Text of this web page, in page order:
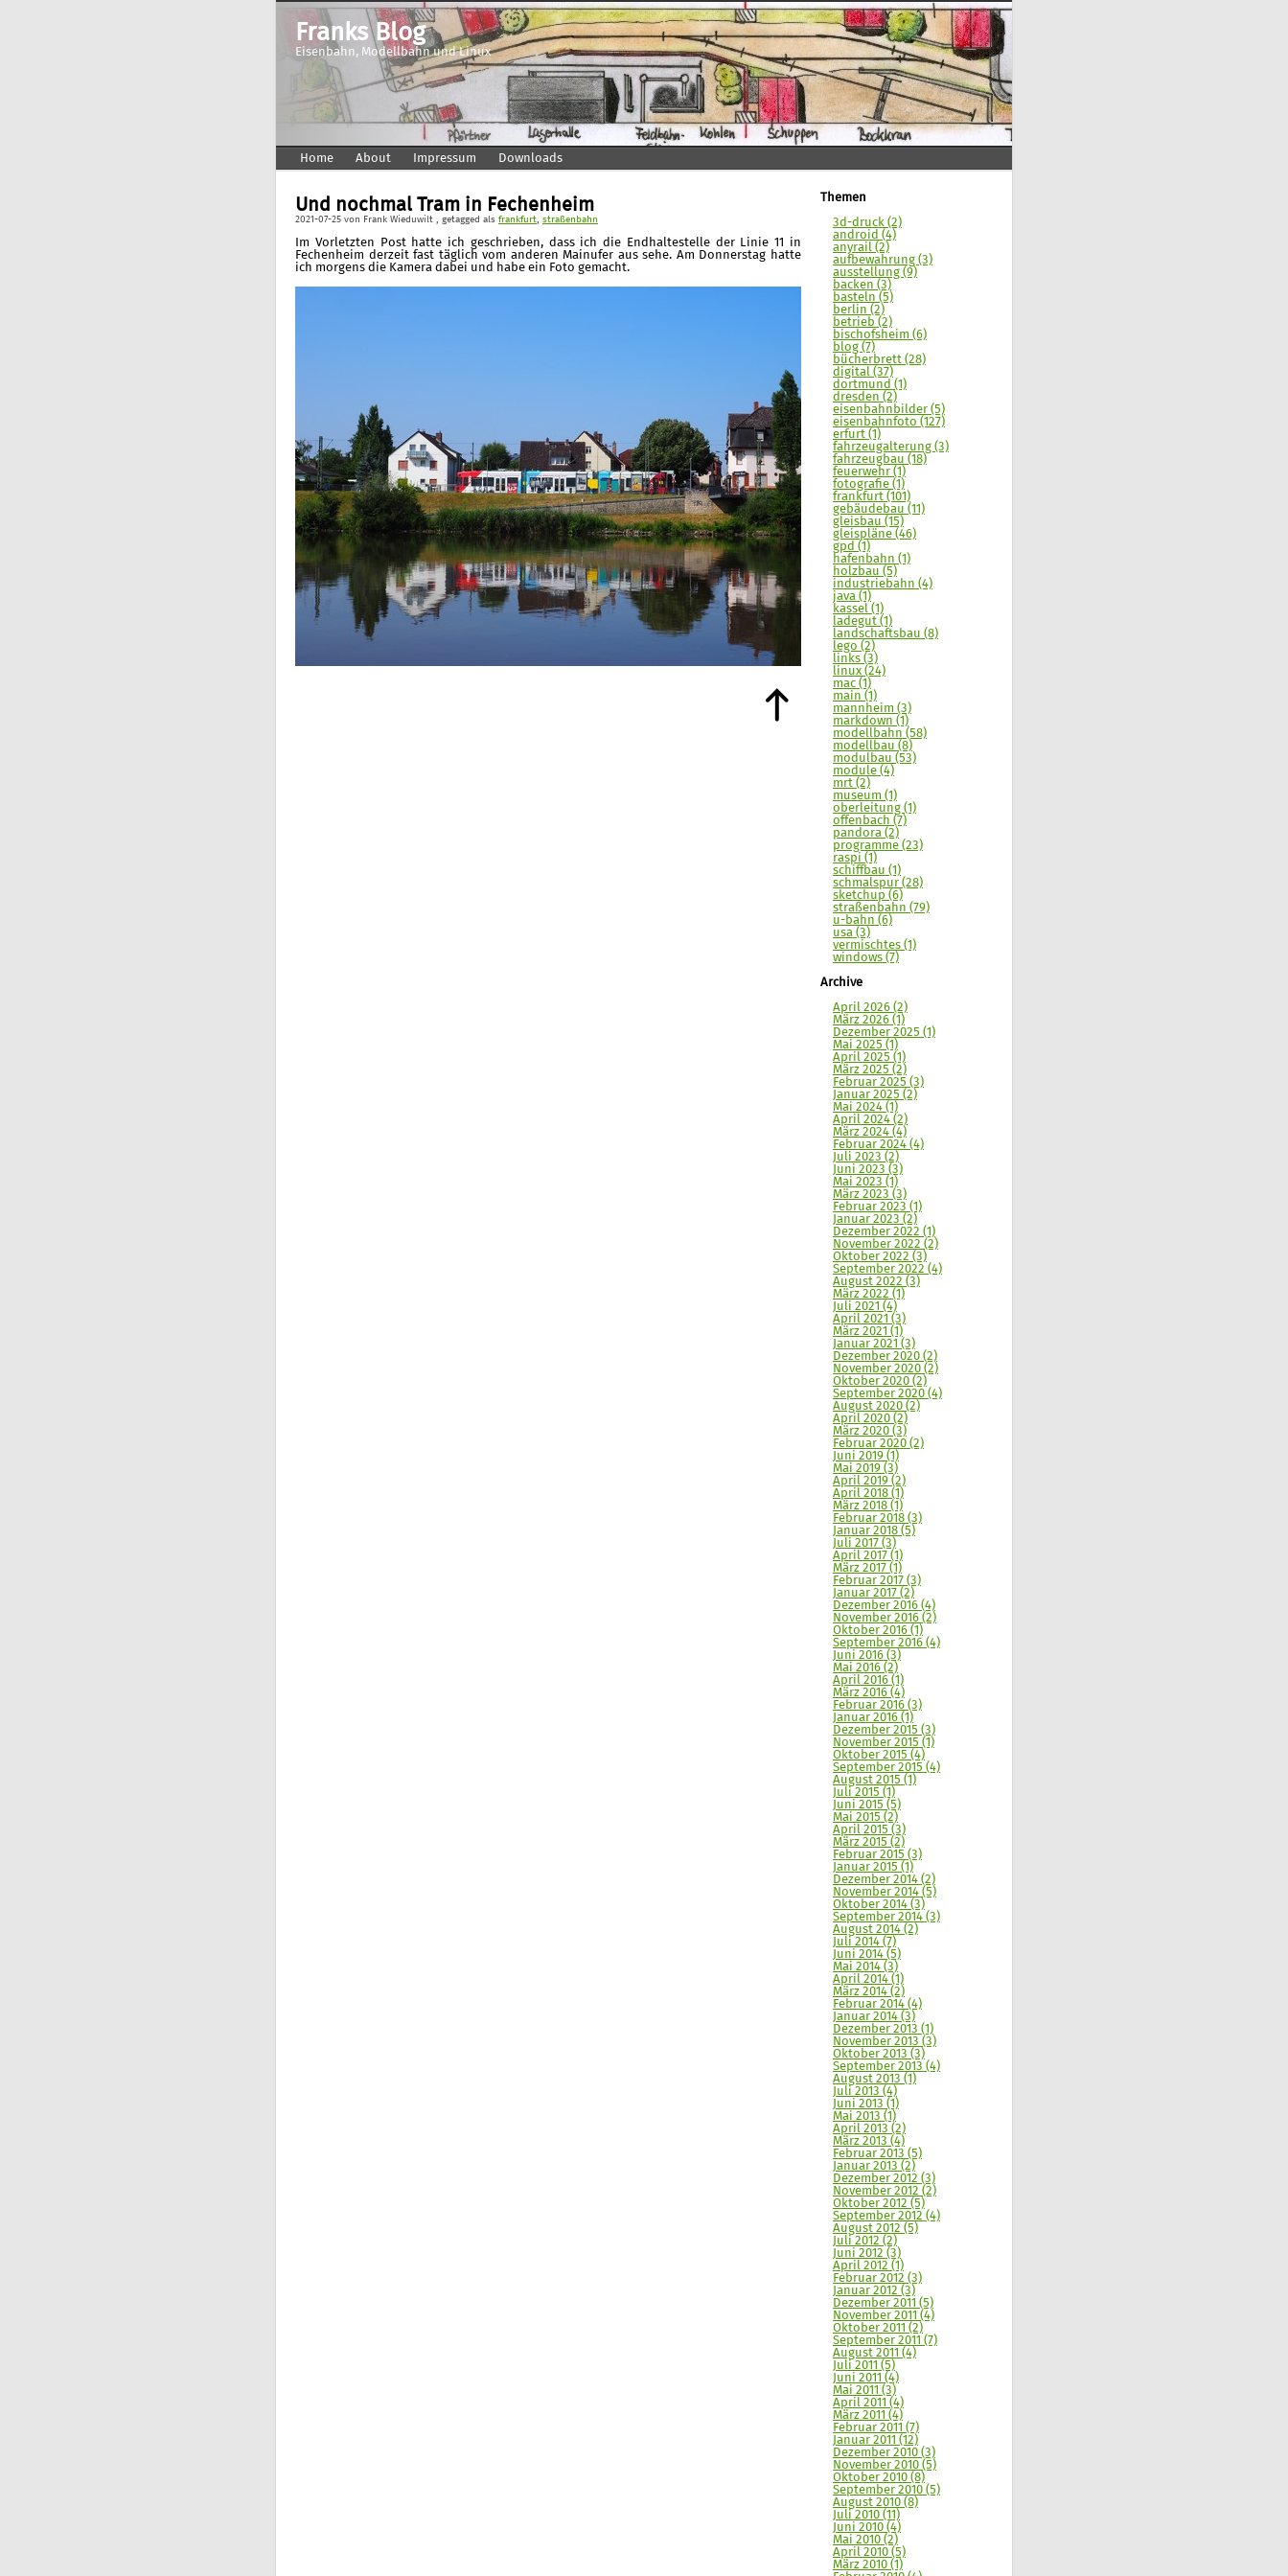
Franks Blog
Eisenbahn, Modellbahn und Linux
Home About Impressum Downloads
Und nochmal Tram in Fechenheim
2021-07-25 von Frank Wieduwilt , getagged als frankfurt, straßenbahn
Im Vorletzten Post hatte ich geschrieben, dass ich die Endhaltestelle der Linie 11 in
Fechenheim derzeit fast täglich vom anderen Mainufer aus sehe. Am Donnerstag hatte
ich morgens die Kamera dabei und habe ein Foto gemacht.
Themen
3d-druck (2)
android (4)
anyrail (2)
aufbewahrung (3)
ausstellung (9)
backen (3)
basteln (5)
berlin (2)
betrieb (2)
bischofsheim (6)
blog (7)
bücherbrett (28)
digital (37)
dortmund (1)
dresden (2)
eisenbahnbilder (5)
eisenbahnfoto (127)
erfurt (1)
fahrzeugalterung (3)
fahrzeugbau (18)
feuerwehr (1)
fotografie (1)
frankfurt (101)
gebäudebau (11)
gleisbau (15)
gleispläne (46)
gpd (1)
hafenbahn (1)
holzbau (5)
industriebahn (4)
java (1)
kassel (1)
ladegut (1)
landschaftsbau (8)
lego (2)
links (3)
linux (24)
mac (1)
main (1)
mannheim (3)
markdown (1)
modellbahn (58)
modellbau (8)
modulbau (53)
module (4)
mrt (2)
museum (1)
oberleitung (1)
offenbach (7)
pandora (2)
programme (23)
raspi (1)
schiffbau (1)
schmalspur (28)
sketchup (6)
straßenbahn (79)
u-bahn (6)
usa (3)
vermischtes (1)
windows (7)
Archive
April 2026 (2)
März 2026 (1)
Dezember 2025 (1)
Mai 2025 (1)
April 2025 (1)
März 2025 (2)
Februar 2025 (3)
Januar 2025 (2)
Mai 2024 (1)
April 2024 (2)
März 2024 (4)
Februar 2024 (4)
Juli 2023 (2)
Juni 2023 (3)
Mai 2023 (1)
März 2023 (3)
Februar 2023 (1)
Januar 2023 (2)
Dezember 2022 (1)
November 2022 (2)
Oktober 2022 (3)
September 2022 (4)
August 2022 (3)
März 2022 (1)
Juli 2021 (4)
April 2021 (3)
März 2021 (1)
Januar 2021 (3)
Dezember 2020 (2)
November 2020 (2)
Oktober 2020 (2)
September 2020 (4)
August 2020 (2)
April 2020 (2)
März 2020 (3)
Februar 2020 (2)
Juni 2019 (1)
Mai 2019 (3)
April 2019 (2)
April 2018 (1)
März 2018 (1)
Februar 2018 (3)
Januar 2018 (5)
Juli 2017 (3)
April 2017 (1)
März 2017 (1)
Februar 2017 (3)
Januar 2017 (2)
Dezember 2016 (4)
November 2016 (2)
Oktober 2016 (1)
September 2016 (4)
Juni 2016 (3)
Mai 2016 (2)
April 2016 (1)
März 2016 (4)
Februar 2016 (3)
Januar 2016 (1)
Dezember 2015 (3)
November 2015 (1)
Oktober 2015 (4)
September 2015 (4)
August 2015 (1)
Juli 2015 (1)
Juni 2015 (5)
Mai 2015 (2)
April 2015 (3)
März 2015 (2)
Februar 2015 (3)
Januar 2015 (1)
Dezember 2014 (2)
November 2014 (5)
Oktober 2014 (3)
September 2014 (3)
August 2014 (2)
Juli 2014 (7)
Juni 2014 (5)
Mai 2014 (3)
April 2014 (1)
März 2014 (2)
Februar 2014 (4)
Januar 2014 (3)
Dezember 2013 (1)
November 2013 (3)
Oktober 2013 (3)
September 2013 (4)
August 2013 (1)
Juli 2013 (4)
Juni 2013 (1)
Mai 2013 (1)
April 2013 (2)
März 2013 (4)
Februar 2013 (5)
Januar 2013 (2)
Dezember 2012 (3)
November 2012 (2)
Oktober 2012 (5)
September 2012 (4)
August 2012 (5)
Juli 2012 (2)
Juni 2012 (3)
April 2012 (1)
Februar 2012 (3)
Januar 2012 (3)
Dezember 2011 (5)
November 2011 (4)
Oktober 2011 (2)
September 2011 (7)
August 2011 (4)
Juli 2011 (5)
Juni 2011 (4)
Mai 2011 (3)
April 2011 (4)
März 2011 (4)
Februar 2011 (7)
Januar 2011 (12)
Dezember 2010 (3)
November 2010 (5)
Oktober 2010 (8)
September 2010 (5)
August 2010 (8)
Juli 2010 (11)
Juni 2010 (4)
Mai 2010 (2)
April 2010 (5)
März 2010 (1)